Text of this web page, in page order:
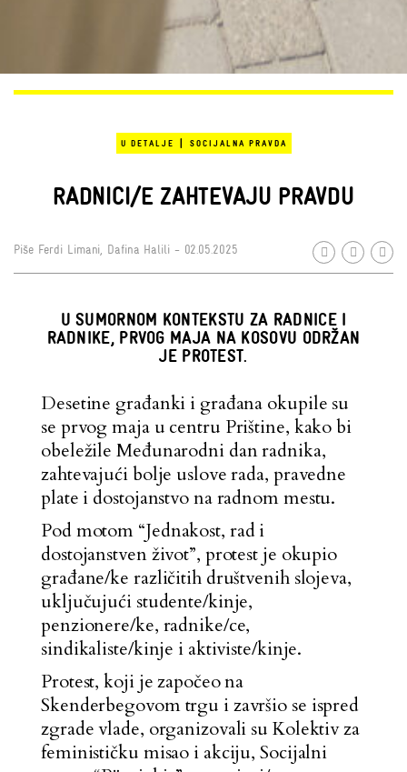
U DETALJE | SOCIJALNA PRAVDA
RADNICI/E ZAHTEVAJU PRAVDU
Piše Ferdi Limani, Dafina Halili - 02.05.2025
U SUMORNOM KONTEKSTU ZA RADNICE I
RADNIKE, PRVOG MAJA NA KOSOVU ODRŽAN
JE PROTEST.
Desetine građanki i građana okupile su
se prvog maja u centru Prištine, kako bi
obeležile Međunarodni dan radnika,
zahtevajući bolje uslove rada, pravedne
plate i dostojanstvo na radnom mestu.
Pod motom “Jednakost, rad i
dostojanstven život”, protest je okupio
građane/ke različitih društvenih slojeva,
uključujući studente/kinje,
penzionere/ke, radnike/ce,
sindikaliste/kinje i aktiviste/kinje.
Protest, koji je započeo na
Skenderbegovom trgu i završio se ispred
zgrade vlade, organizovali su Kolektiv za
feminističku misao i akciju, Socijalni